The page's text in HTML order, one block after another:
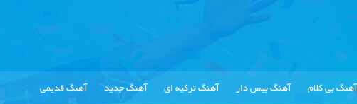
آهنگ بی کلام آهنگ بیس دار آهنگ ترکیه ای آهنگ جدید آهنگ قدیمی